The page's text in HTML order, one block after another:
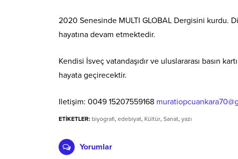
2020 Senesinde MULTI GLOBAL Dergisini kurdu.
hayatına devam etmektedir.
Kendisi İsveç vatandaşıdır ve uluslararası basın
hayata geçirecektir.
Iletişim: 0049 15207559168
ETİKETLER: biyografi, edebiyat, Kültür, Sanat, yazı
Yorumlar